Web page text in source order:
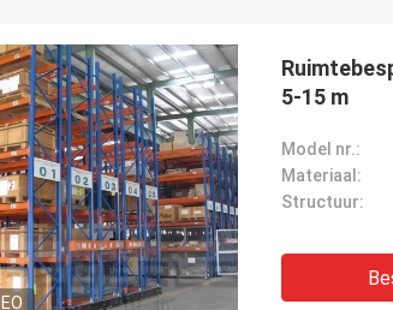
5-15 m
Model nr.:
Materiaal:
Structuur: